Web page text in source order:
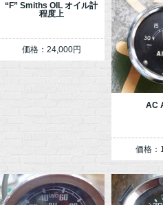
“F” Smiths OIL オイル計
程度上
価格：24,000円
AC
価格：